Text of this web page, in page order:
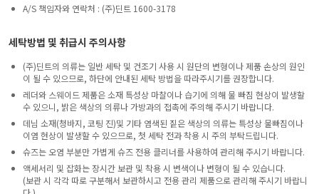
A/S 책임자와 연락처 : (주)딘트 1600-3178
세탁방법 및 취급시 주의사항
(주)딘트의 의류는 일반 세탁 및 건조기 사용 시 원단의 변형이나 제품 손상의 원인
이 될 수 있으므로, 하단에 안내된 세탁 방법을 따라주시기를 권장합니다.
레더와 스웨이드 제품은 소재 특성상 마찰이나 습기에 의해 물 빠짐 현상이 발생할
수 있으니, 밝은 색상의 의류나 가방과의 접촉에 주의해 주시기 바랍니다.
데님 소재(청바지, 코팅 진)및 기타 염색된 짙은 색상의 의류는 특성상 물빠짐이나
이염 현상이 발생할 수 있으므로, 첫 세탁 전과 착용 시 주의 부탁드립니다.
슈즈는 오염 부분만 가볍게 슈즈 전용 클리너를 사용하여 관리해 주시기 바랍니다.
액세서리 및 잡화는 장시간 보관 및 착용 시 변색이나 변형이 될 수 있습니다.
(보관 시 각각 따로 구분해서 보관하시고 전용 관리 제품으로 관리해 주시기 바랍니